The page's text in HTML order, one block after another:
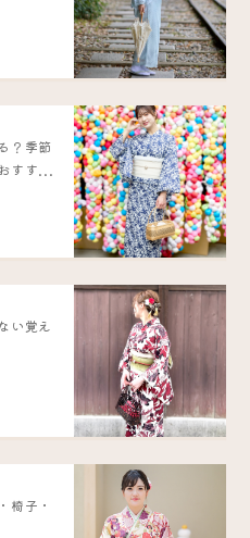
？季節
すす...
い覚え
椅子・